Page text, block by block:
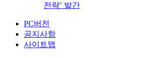
전략’ 발간
PC버전
공지사항
사이트맵